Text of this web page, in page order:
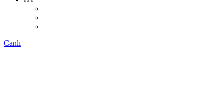
Canlı